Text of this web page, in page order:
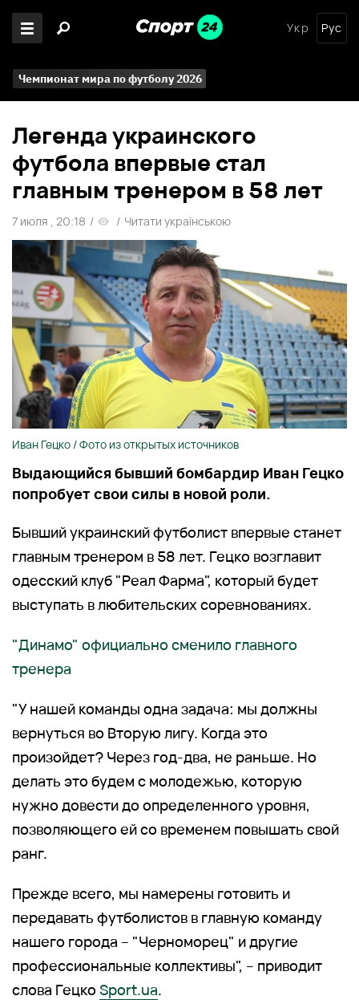
Укр Рус
Чемпионат мира по футболу 2026
Легенда украинского
футбола впервые стал
главным тренером в 58 лет
7 июля , 20:18 / / Читати українською
Иван Гецко / Фото из открытых источников
Выдающийся бывший бомбардир Иван Гецко
попробует свои силы в новой роли.
Бывший украинский футболист впервые станет
главным тренером в 58 лет. Гецко возглавит
одесский клуб "Реал Фарма", который будет
выступать в любительских соревнованиях.
"Динамо" официально сменило главного
тренера
"У нашей команды одна задача: мы должны
вернуться во Вторую лигу. Когда это
произойдет? Через год-два, не раньше. Но
делать это будем с молодежью, которую
нужно довести до определенного уровня,
позволяющего ей со временем повышать свой
ранг.
Прежде всего, мы намерены готовить и
передавать футболистов в главную команду
нашего города – "Черноморец" и другие
профессиональные коллективы", – приводит
слова Гецко Sport.ua.